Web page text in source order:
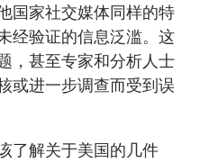
国家社交媒体同样的特
经验证的信息泛滥。这
，甚至专家和分析人士
或进一步调查而受到误
了解关于美国的几件